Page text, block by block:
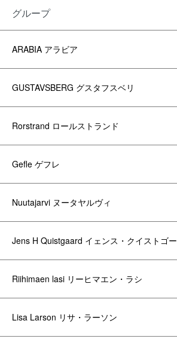
グループ
ARABIA アラビア
GUSTAVSBERG グスタフスベリ
Rorstrand ロールストランド
Gefle ゲフレ
Nuutajarvi ヌータヤルヴィ
Jens H Quistgaard イェンス・クイストゴー
Riihimaen lasi リーヒマエン・ラシ
Lisa Larson リサ・ラーソン